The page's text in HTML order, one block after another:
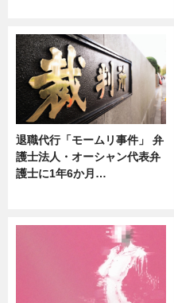
退職代行「モームリ事件」 弁
護士法人・オーシャン代表弁
護士に1年6か月…